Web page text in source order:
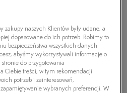
zakupy naszych Klientów były udane, a
dopasowane do ich potrzeb. Robimy to
bezpieczeństwa wszystkich danych
abyśmy wykorzystywali informacje o
do przygotowania
Ciebie treści, w tym rekomendacji
potrzeb i zainteresowań,
wybranych preferencji. W